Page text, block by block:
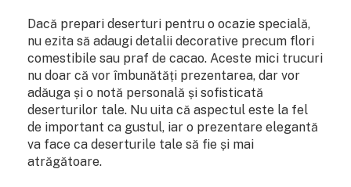
Dacă prepari deserturi pentru o ocazie specială,
nu ezita să adaugi detalii decorative precum flori
comestibile sau praf de cacao. Aceste mici trucuri
nu doar că vor îmbunătăți prezentarea, dar vor
adăuga și o notă personală și sofisticată
deserturilor tale. Nu uita că aspectul este la fel
de important ca gustul, iar o prezentare elegantă
va face ca deserturile tale să fie și mai
atrăgătoare.